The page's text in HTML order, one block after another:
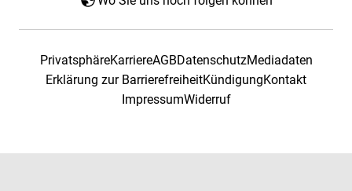
PrivatsphäreKarriereAGBDatenschutzMediadaten
Erklärung zur BarrierefreiheitKündigungKontakt
ImpressumWiderruf